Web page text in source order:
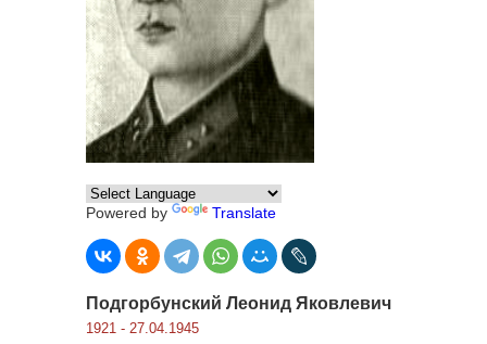
Powered by Translate
Подгорбунский Леонид Яковлевич
1921 - 27.04.1945